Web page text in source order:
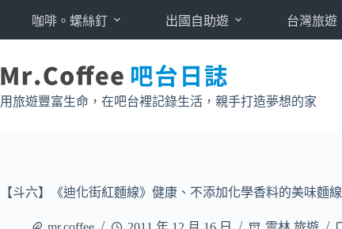
要
內
容
咖啡。螺絲釘 出國自助遊 台灣旅遊
用旅遊豐富生命，在吧台裡記錄生活，親手打造夢想的家
【斗六】《迪化街紅麵線》健康、不添加化學香料的美味麵線